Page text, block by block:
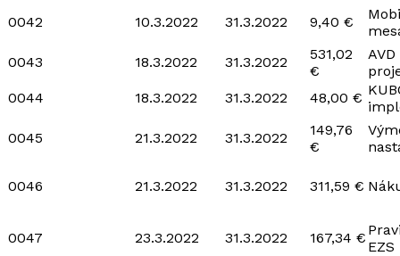
0042
10.3.2022 31.3.2022 9,40 €
0043
18.3.2022 31.3.2022
531,02
€
0044
18.3.2022 31.3.2022 48,00 €
0045
21.3.2022 31.3.2022
149,76
€
0046 21.3.2022 31.3.2022 311,59 €
0047 23.3.2022 31.3.2022 167,34 €
EZS